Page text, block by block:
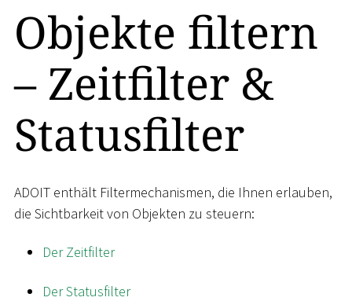
Objekte filtern
– Zeitfilter &
Statusfilter
ADOIT enthält Filtermechanismen, die Ihnen erlauben,
die Sichtbarkeit von Objekten zu steuern:
Der Zeitfilter
Der Statusfilter